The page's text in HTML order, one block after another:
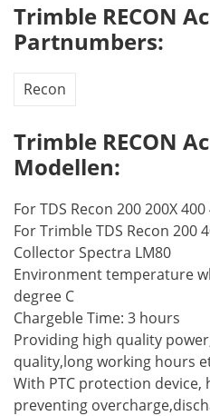
Trimble RECON
Partnumbers:
Recon
Trimble RECON
Modellen:
For TDS Recon 200 200X
For Trimble TDS Recon 200
Collector Spectra LM80
Environment temperature
degree C
Chargeble Time: 3 hours
Providing high quality
quality,long working hours
With PTC protection
preventing